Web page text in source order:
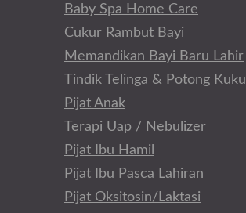
Baby Spa Home Care
Cukur Rambut Bayi
Memandikan Bayi Baru Lahir
Tindik Telinga & Potong Kuku
Pijat Anak
Terapi Uap / Nebulizer
Pijat Ibu Hamil
Pijat Ibu Pasca Lahiran
Pijat Oksitosin/Laktasi